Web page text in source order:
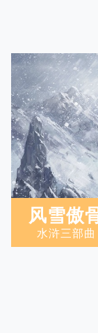
风雪傲
水浒三部曲